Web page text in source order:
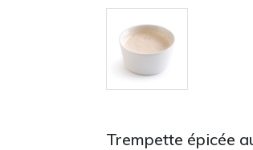
Trempette épicée